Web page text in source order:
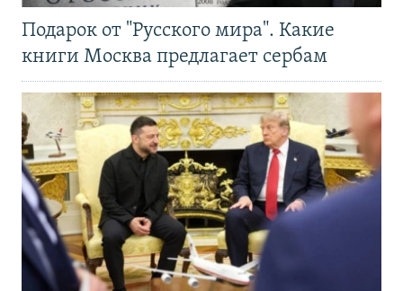
Подарок от "Русского мира". Какие
книги Москва предлагает сербам